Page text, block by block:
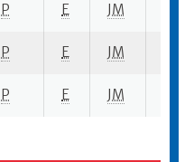
P E JM
P E JM
P E JM